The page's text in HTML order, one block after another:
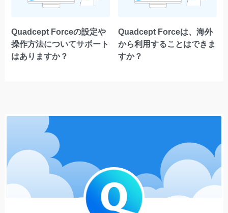
Quadcept Forceの設定や
操作方法についてサポート
はありますか？
Quadcept Forceは、海外
から利用することはできま
すか？